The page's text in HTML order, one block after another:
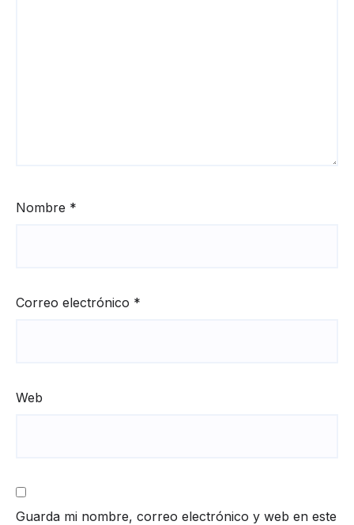
Nombre *
Correo electrónico *
Web
Guarda mi nombre, correo electrónico y web en este